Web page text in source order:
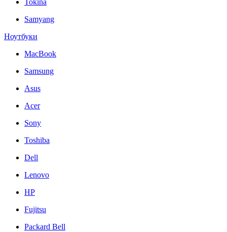
Tokina
Samyang
Ноутбуки
MacBook
Samsung
Asus
Acer
Sony
Toshiba
Dell
Lenovo
HP
Fujitsu
Packard Bell